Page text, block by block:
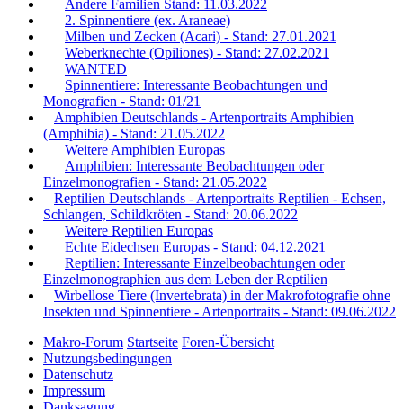
Andere Familien Stand: 11.03.2022
2. Spinnentiere (ex. Araneae)
Milben und Zecken (Acari) - Stand: 27.01.2021
Weberknechte (Opiliones) - Stand: 27.02.2021
WANTED
Spinnentiere: Interessante Beobachtungen und
Monografien - Stand: 01/21
Amphibien Deutschlands - Artenportraits Amphibien
(Amphibia) - Stand: 21.05.2022
Weitere Amphibien Europas
Amphibien: Interessante Beobachtungen oder
Einzelmonografien - Stand: 21.05.2022
Reptilien Deutschlands - Artenportraits Reptilien - Echsen,
Schlangen, Schildkröten - Stand: 20.06.2022
Weitere Reptilien Europas
Echte Eidechsen Europas - Stand: 04.12.2021
Reptilien: Interessante Einzelbeobachtungen oder
Einzelmonographien aus dem Leben der Reptilien
Wirbellose Tiere (Invertebrata) in der Makrofotografie ohne
Insekten und Spinnentiere - Artenportraits - Stand: 09.06.2022
Makro-Forum Startseite Foren-Übersicht
Nutzungsbedingungen
Datenschutz
Impressum